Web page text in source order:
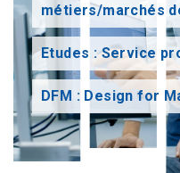
métiers/marchés
Etudes : Service
DFM : Design for